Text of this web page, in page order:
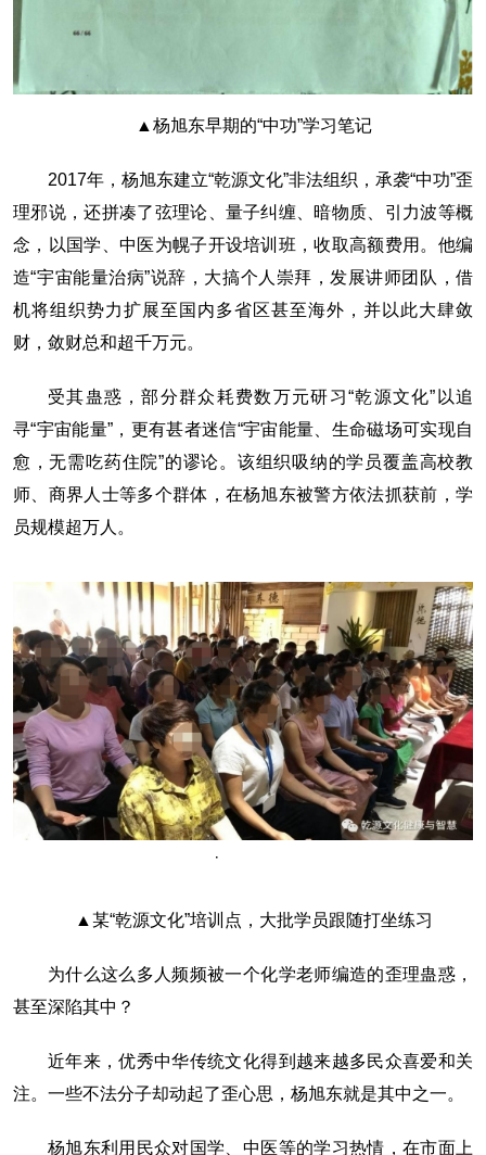
▲杨旭东早期的“中功”学习笔记
2017年，杨旭东建立“乾源文化”非法组织，承袭“中功”歪
理邪说，还拼凑了弦理论、量子纠缠、暗物质、引力波等概
念，以国学、中医为幌子开设培训班，收取高额费用。他编
造“宇宙能量治病”说辞，大搞个人崇拜，发展讲师团队，借
机将组织势力扩展至国内多省区甚至海外，并以此大肆敛
财，敛财总和超千万元。
受其蛊惑，部分群众耗费数万元研习“乾源文化”以追
寻“宇宙能量”，更有甚者迷信“宇宙能量、生命磁场可实现自
愈，无需吃药住院”的谬论。该组织吸纳的学员覆盖高校教
师、商界人士等多个群体，在杨旭东被警方依法抓获前，学
员规模超万人。
▲某“乾源文化”培训点，大批学员跟随打坐练习
为什么这么多人频频被一个化学老师编造的歪理蛊惑，
甚至深陷其中？
近年来，优秀中华传统文化得到越来越多民众喜爱和关
注。一些不法分子却动起了歪心思，杨旭东就是其中之一。
杨旭东利用民众对国学、中医等的学习热情，在市面上